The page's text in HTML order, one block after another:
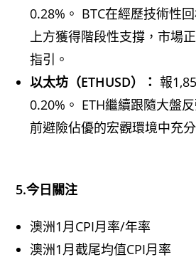
0.28%。 BTC在經歷技術性
上方獲得階段性支撐，市場
指引。
以太坊（ETHUSD）： 報
0.20%。 ETH繼續跟隨大盤
前避險佔優的宏觀環境中充
5.今日關注
澳洲1月CPI月率/年率
澳洲1月截尾均值CPI月率